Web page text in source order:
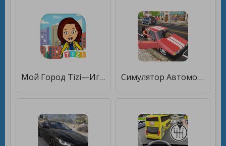
Мой Город Tizi—Игры в Городе [Много денег] Симулятор Автомобиля [Мод меню]